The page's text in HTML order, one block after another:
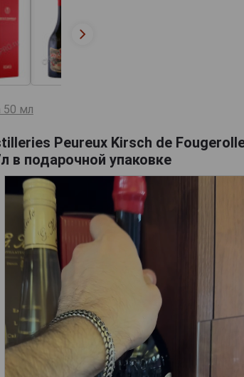
50 мл
Peureux Kirsch de
в подарочной упаковке